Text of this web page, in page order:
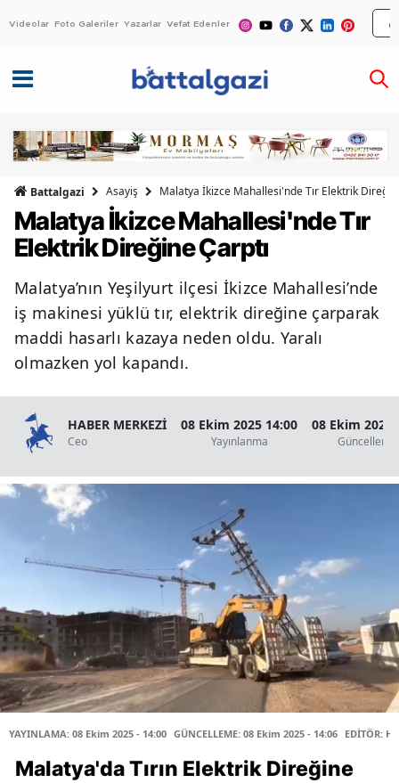
Videolar Foto Galeriler Yazarlar Vefat Edenler
Battalgazi Asayiş Malatya İkizce Mahallesi'nde Tır Elektrik
Malatya İkizce Mahallesi'nde Tır
Elektrik Direğine Çarptı
Malatya’nın Yeşilyurt ilçesi İkizce Mahallesi’nde
iş makinesi yüklü tır, elektrik direğine çarparak
maddi hasarlı kazaya neden oldu. Yaralı
olmazken yol kapandı.
HABER MERKEZİ
Ceo
08 Ekim 2025 14:00
Yayınlanma
08 Ekim 2025
YAYINLAMA: 08 Ekim 2025 - 14:00 GÜNCELLEME: 08 Ekim 2025 - 14:06 EDİTÖR:
Malatya'da Tırın Elektrik Direğine